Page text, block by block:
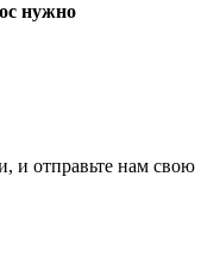
нужно
и отправьте нам свою